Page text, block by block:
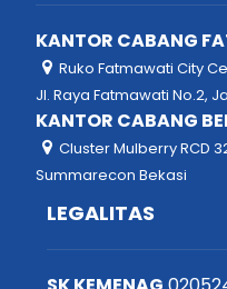
KANTOR CABANG
Ruko Fatmawati City
Jl. Raya Fatmawati No.2,
KANTOR CABANG
Cluster Mulberry RCD
Summarecon Bekasi
LEGALITAS